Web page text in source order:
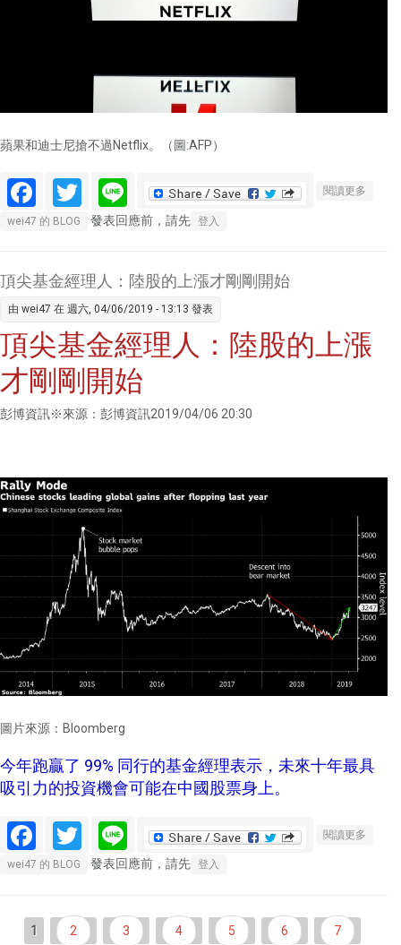
蘋果和迪士尼搶不過Netflix。（圖:AFP）
Facebook
Twitter
Line 閱讀更多
wei47 的 BLOG 發表回應前，請先 登入
頂尖基金經理人：陸股的上漲才剛剛開始
由 wei47 在 週六, 04/06/2019 - 13:13 發表
頂尖基金經理人：陸股的上漲
才剛剛開始
彭博資訊※來源：彭博資訊2019/04/06 20:30
圖片來源：Bloomberg
今年跑贏了 99% 同行的基金經理表示，未來十年最具
吸引力的投資機會可能在中國股票身上。
Facebook
Twitter
Line 閱讀更多
wei47 的 BLOG 發表回應前，請先 登入
頁面1 2 3 4 5 6 7